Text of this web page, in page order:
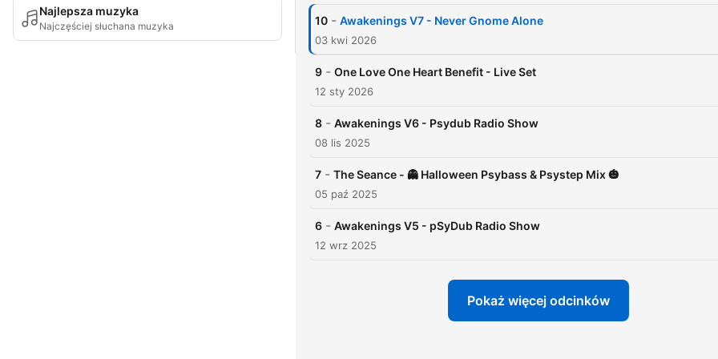
Najlepsza muzyka
Najczęściej słuchana muzyka
of auditory
10 - Awakenings V7 - Never Gnome Alone
03 kwi 2026
9 - One Love One Heart Benefit - Live Set
12 sty 2026
8 - Awakenings V6 - Psydub Radio Show
08 lis 2025
7 - The Seance - 👻 Halloween Psybass & Psystep Mix 🎃
05 paź 2025
6 - Awakenings V5 - pSyDub Radio Show
12 wrz 2025
Pokaż więcej odcinków